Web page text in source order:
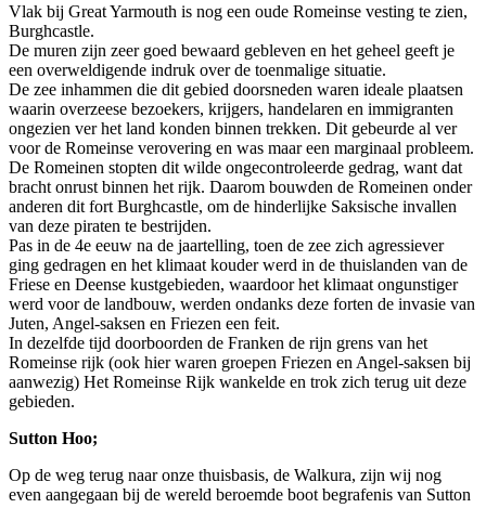
Vlak bij Great Yarmouth is nog een oude Romeinse vesting te zien,
Burghcastle.
De muren zijn zeer goed bewaard gebleven en het geheel geeft je
een overweldigende indruk over de toenmalige situatie.
De zee inhammen die dit gebied doorsneden waren ideale plaatsen
waarin overzeese bezoekers, krijgers, handelaren en immigranten
ongezien ver het land konden binnen trekken. Dit gebeurde al ver
voor de Romeinse verovering en was maar een marginaal probleem.
De Romeinen stopten dit wilde ongecontroleerde gedrag, want dat
bracht onrust binnen het rijk. Daarom bouwden de Romeinen onder
anderen dit fort Burghcastle, om de hinderlijke Saksische invallen
van deze piraten te bestrijden.
Pas in de 4e eeuw na de jaartelling, toen de zee zich agressiever
ging gedragen en het klimaat kouder werd in de thuislanden van de
Friese en Deense kustgebieden, waardoor het klimaat ongunstiger
werd voor de landbouw, werden ondanks deze forten de invasie van
Juten, Angel-saksen en Friezen een feit.
In dezelfde tijd doorboorden de Franken de rijn grens van het
Romeinse rijk (ook hier waren groepen Friezen en Angel-saksen bij
aanwezig) Het Romeinse Rijk wankelde en trok zich terug uit deze
gebieden.
Sutton Hoo;
Op de weg terug naar onze thuisbasis, de Walkura, zijn wij nog
even aangegaan bij de wereld beroemde boot begrafenis van Sutton